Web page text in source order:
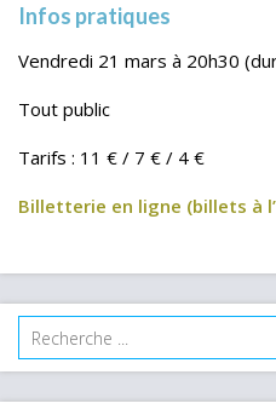
Infos pratiques
Vendredi 21 mars à 20h30
Tout public
Tarifs : 11 € / 7 € / 4 €
Billetterie en ligne (billets à